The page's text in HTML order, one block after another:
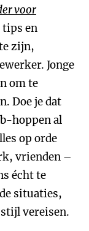
voor
tips en
zijn,
Jonge
om te
Doe je dat
hoppen al
op orde
vrienden –
écht te
situaties,
vereisen.